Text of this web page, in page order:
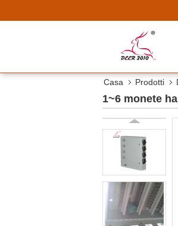
Casa Prodotti
1~6 monete